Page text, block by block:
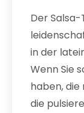
Der
in der
Wenn Sie
haben,
die